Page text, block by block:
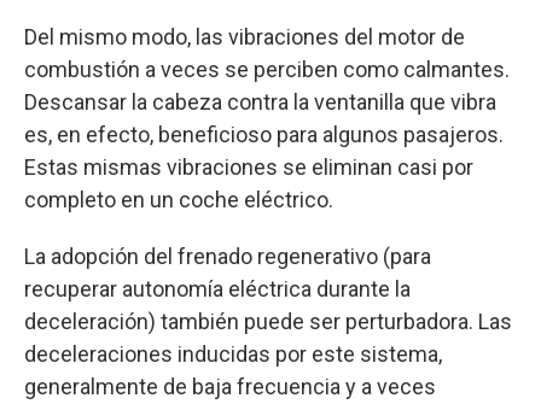
Del mismo modo, las vibraciones del motor de
combustión a veces se perciben como calmantes.
Descansar la cabeza contra la ventanilla que vibra
es, en efecto, beneficioso para algunos pasajeros.
Estas mismas vibraciones se eliminan casi por
completo en un coche eléctrico.
La adopción del frenado regenerativo (para
recuperar autonomía eléctrica durante la
deceleración) también puede ser perturbadora. Las
deceleraciones inducidas por este sistema,
generalmente de baja frecuencia y a veces